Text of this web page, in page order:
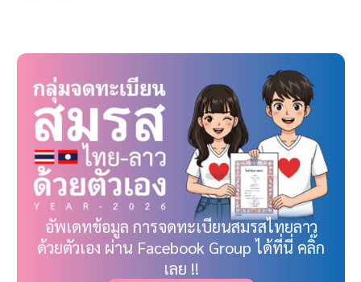
อัพเดทข้อมูล การจดทะเบียนสมรสไทยลาว
ด้วยตัวเอง ผ่าน Facebook Group ได้ที่นี่ คลิ๊ก
เลย !!